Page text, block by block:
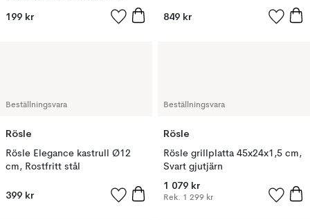
199 kr 849 kr
Beställningsvara
Rösle
Rösle Elegance kastrull Ø12
cm, Rostfritt stål
399 kr
Beställningsvara
Rösle
Rösle grillplatta 45x24x1,5 cm,
Svart gjutjärn
1 079 kr
Rek. 1 299 kr